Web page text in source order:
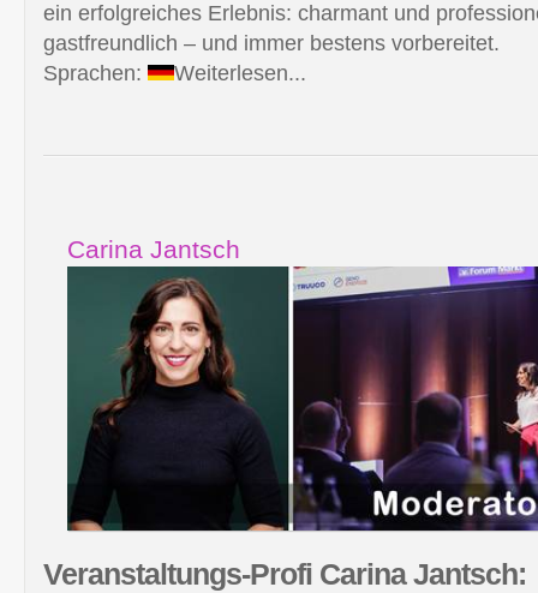
ein erfolgreiches Erlebnis: charmant und
gastfreundlich – und immer bestens vorbereitet.
Sprachen:
Weiterlesen...
Carina Jantsch
Veranstaltungs-Profi Carina Jantsch: